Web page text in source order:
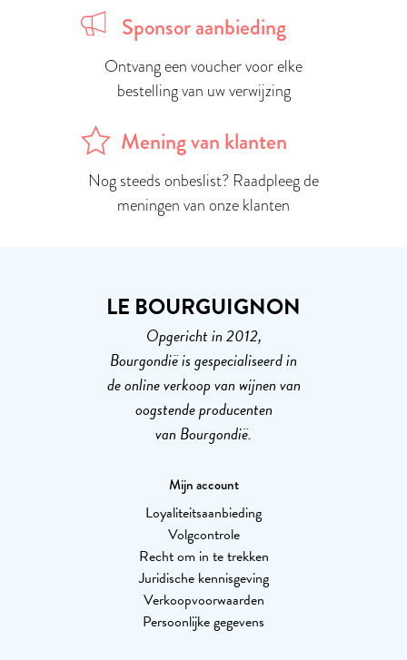
Sponsor aanbieding
Ontvang een voucher voor elke
bestelling van uw verwijzing
Mening van klanten
Nog steeds onbeslist? Raadpleeg de
meningen van onze klanten
LE BOURGUIGNON
Opgericht in 2012,
Bourgondië is gespecialiseerd in
de online verkoop van wijnen van
oogstende producenten
van Bourgondië.
Mijn account
Loyaliteitsaanbieding
Volgcontrole
Recht om in te trekken
Juridische kennisgeving
Verkoopvoorwaarden
Persoonlijke gegevens